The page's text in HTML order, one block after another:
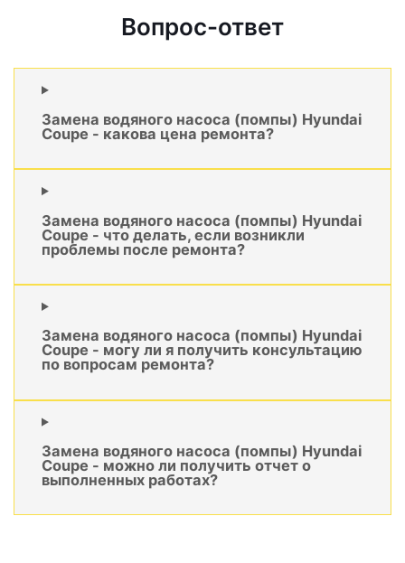
Вопрос-ответ
Замена водяного насоса (помпы) Hyundai
Coupe - какова цена ремонта?
Замена водяного насоса (помпы) Hyundai
Coupe - что делать, если возникли
проблемы после ремонта?
Замена водяного насоса (помпы) Hyundai
Coupe - могу ли я получить консультацию
по вопросам ремонта?
Замена водяного насоса (помпы) Hyundai
Coupe - можно ли получить отчет о
выполненных работах?